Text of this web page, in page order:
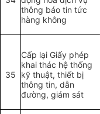
thông báo tin tức
hàng không
35
Cấp lại Giấy phép
khai thác hệ thống
kỹ thuật, thiết bị
thông tin, dẫn
đường, giám sát